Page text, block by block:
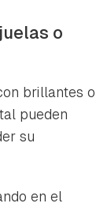
o
brillantes o
pueden
su
en el